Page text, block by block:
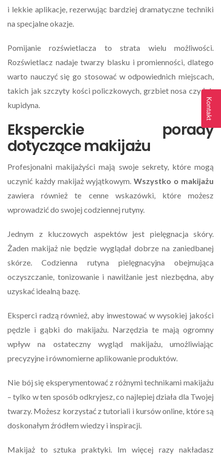
i lekkie aplikacje, rezerwując bardziej dramatyczne techniki
na specjalne okazje.
Pomijanie rozświetlacza to strata wielu możliwości.
Rozświetlacz nadaje twarzy blasku i promienności, dlatego
warto nauczyć się go stosować w odpowiednich miejscach,
takich jak szczyty kości policzkowych, grzbiet nosa czy łuk
kupidyna.
Eksperckie porady
dotyczące makijażu
Profesjonalni makijażyści mają swoje sekrety, które mogą
uczynić każdy makijaż wyjątkowym.Wszystko o makijażu
zawiera również te cenne wskazówki, które możesz
wprowadzić do swojej codziennej rutyny.
Jednym z kluczowych aspektów jest pielęgnacja skóry.
Żaden makijaż nie będzie wyglądał dobrze na zaniedbanej
skórze. Codzienna rutyna pielęgnacyjna obejmująca
oczyszczanie, tonizowanie i nawilżanie jest niezbędna, aby
uzyskać idealną bazę.
Eksperci radzą również, aby inwestować w wysokiej jakości
pędzle i gąbki do makijażu. Narzędzia te mają ogromny
wpływ na ostateczny wygląd makijażu, umożliwiając
precyzyjne i równomierne aplikowanie produktów.
Nie bój się eksperymentować z różnymi technikami makijażu
– tylko w ten sposób odkryjesz, co najlepiej działa dla Twojej
twarzy. Możesz korzystać z tutoriali i kursów online, które są
doskonałym źródłem wiedzy i inspiracji.
Makijaż to sztuka praktyki. Im więcej razy nakładasz
Kontakt